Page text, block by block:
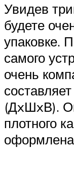
Увидев
будете
упаковке.
самого
очень
(ДxШxВ).
плотного